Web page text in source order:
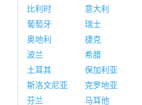
比利时
意大利
葡萄牙
瑞士
奥地利
捷克
波兰
希腊
土耳其
保加利亚
斯洛文尼亚
克罗地亚
芬兰
马耳他